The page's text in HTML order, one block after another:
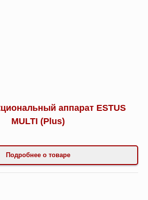
аппарат ESTUS
MULTI (Plus)
Подробнее о товаре